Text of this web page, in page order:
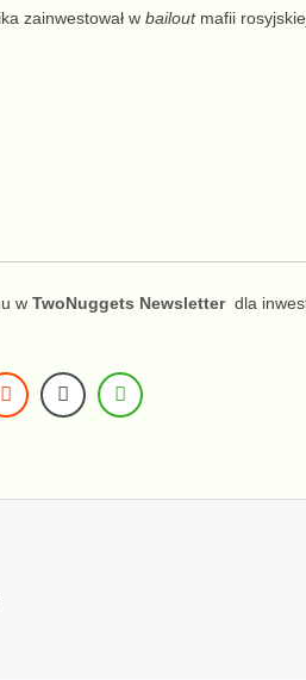
zainwestował w bailoutmafii
w TwoNuggets Newsletterdla